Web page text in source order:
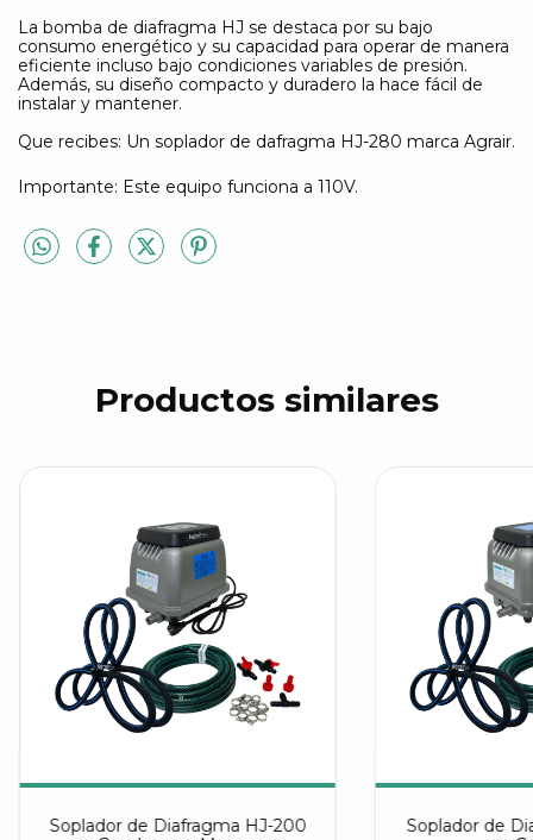
La bomba de diafragma HJ se destaca por su bajo
consumo energético y su capacidad para operar de manera
eficiente incluso bajo condiciones variables de presión.
Además, su diseño compacto y duradero la hace fácil de
instalar y mantener.
Que recibes: Un soplador de dafragma HJ-280 marca Agrair.
Importante: Este equipo funciona a 110V.
Productos similares
Soplador de Diafragma HJ-200
Soplador de